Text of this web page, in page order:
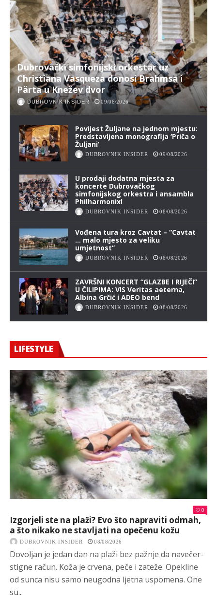
Dubrovački simfonijski orkestar uz
Christiana Vasqueza donosi Brahmsa i
Pärta u Knežev dvor
DUBROVNIK INSIDER 09/08/2026
Povijest Žuljane na jednom mjestu:
Predstavljena monografija ‘Priča o
Žuljani’
DUBROVNIK INSIDER 09/08/2026
U prodaji dodatna mjesta za
koncerte Dubrovačkog
simfonijskog orkestra i ansambla
Philharmonix!
DUBROVNIK INSIDER 08/08/2026
Vođena tura kroz Cavtat – “Cavtat
… malo mjesto za veliku
umjetnost”
DUBROVNIK INSIDER 08/08/2026
ZAVRŠNI KONCERT “GLAZBE I RIJEČI”
U ČILIPIMA: VIS Veritas aeterna,
Albina Grčić i ADEO bend
DUBROVNIK INSIDER 08/08/2026
LIFESTYLE
0
Izgorjeli ste na plaži? Evo što napraviti odmah,
a što nikako ne stavljati na opečenu kožu
DUBROVNIK INSIDER 08/08/2026
Dovoljan je jedan dan na plaži bez pažnje da navečer-
stigne račun. Koža je crvena, peče i zateže. Opekline
od sunca nisu samo neugodna ljetna uspomena. One
su...